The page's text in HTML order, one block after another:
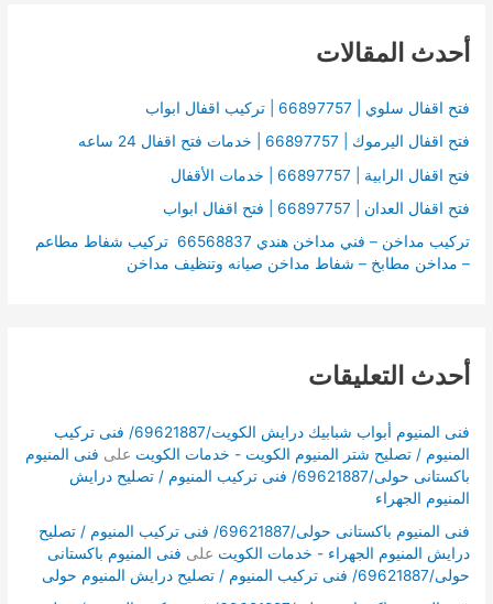
ث
ن
:
أحدث المقالات
فتح اقفال سلوي | 66897757 | تركيب اقفال ابواب
فتح اقفال اليرموك | 66897757 | خدمات فتح اقفال 24 ساعه
فتح اقفال الرابية | 66897757 | خدمات الأقفال
فتح اقفال العدان | 66897757 | فتح اقفال ابواب
تركيب مداخن – فني مداخن هندي 66568837 تركيب شفاط مطاعم
– مداخن مطابخ – شفاط مداخن صيانه وتنظيف مداخن
أحدث التعليقات
فنى المنيوم أبواب شبابيك درايش الكويت/69621887/ فنى تركيب
المنيوم / تصليح شتر المنيوم الكويت - خدمات الكويت على فنى المنيوم
باكستانى حولى/69621887/ فنى تركيب المنيوم / تصليح درايش
المنيوم الجهراء
فنى المنيوم باكستانى حولى/69621887/ فنى تركيب المنيوم / تصليح
درايش المنيوم الجهراء - خدمات الكويت على فنى المنيوم باكستانى
حولى/69621887/ فنى تركيب المنيوم / تصليح درايش المنيوم حولى